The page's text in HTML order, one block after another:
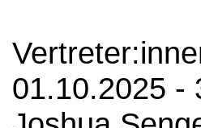
01.10.2025 -